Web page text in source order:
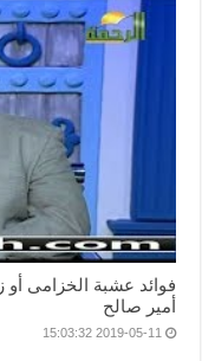
فوائد عشبة الخزامى أو
أمير صالح
2019-05-11 15:03:32